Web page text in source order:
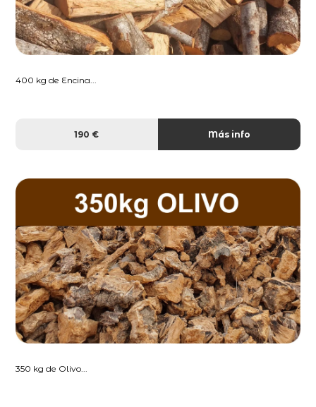
400 kg de Encina...
190 € Más info
350 kg de Olivo...